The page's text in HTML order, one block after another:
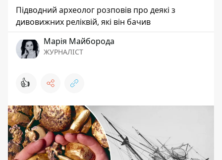
Підводний археолог розповів про деякі з
дивовижних реліквій, які він бачив
Марія Майборода
ЖУРНАЛІСТ
👍